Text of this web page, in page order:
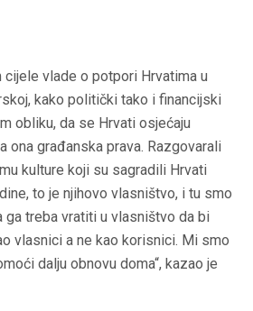
cijele vlade o potpori Hrvatima u
kako politički tako i financijski
obliku, da se Hrvati osjećaju
ona građanska prava. Razgovarali
kulture koji su sagradili Hrvati
to je njihovo vlasništvo, i tu smo
ga treba vratiti u vlasništvo da bi
vlasnici a ne kao korisnici. Mi smo
dalju obnovu doma“, kazao je